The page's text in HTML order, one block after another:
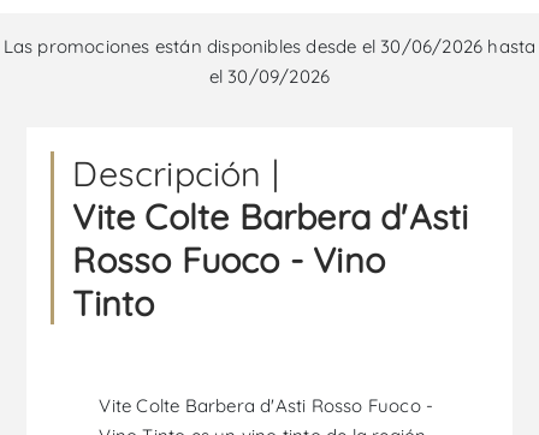
Las promociones están disponibles desde el 30/06/2026 hasta
el 30/09/2026
Descripción |
Vite Colte Barbera d'Asti
Rosso Fuoco - Vino
Tinto
Vite Colte Barbera d'Asti Rosso Fuoco -